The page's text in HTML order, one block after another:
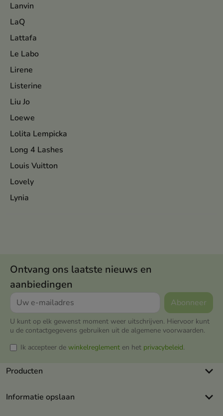
Lanvin
LaQ
Lattafa
Le Labo
Lirene
Listerine
Liu Jo
Loewe
Lolita Lempicka
Long 4 Lashes
Louis Vuitton
Lovely
Lynia
Ontvang ons laatste nieuws en
aanbiedingen
U kunt op elk gewenst moment weer uitschrijven. Hiervoor kunt
u de contactgegevens gebruiken uit de algemene voorwaarden.
Ik accepteer de winkelreglement en het privacybeleid.
Producten keyboard_arrow_down
Informatie opslaan
keyboard_arrow_down